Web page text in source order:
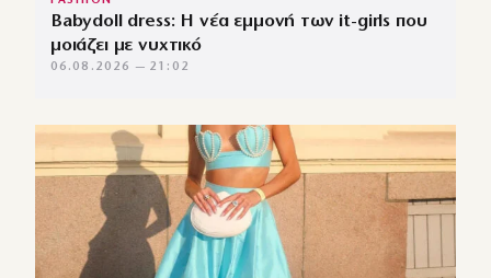
Babydoll dress: Η νέα εμμονή των it-girls που
μοιάζει με νυχτικό
06.08.2026 — 21:02